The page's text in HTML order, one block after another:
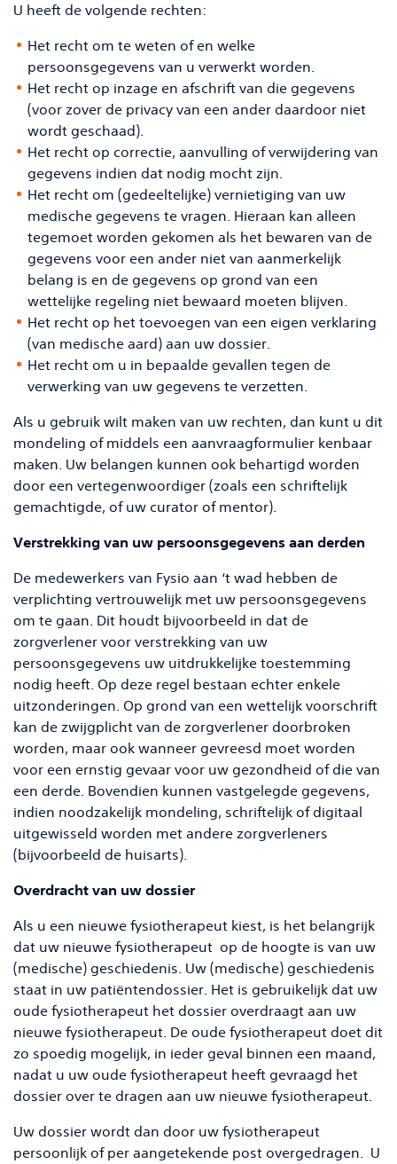
U heeft de volgende rechten:
Het recht om te weten of en welke
persoonsgegevens van u verwerkt worden.
Het recht op inzage en afschrift van die gegevens
(voor zover de privacy van een ander daardoor niet
wordt geschaad).
Het recht op correctie, aanvulling of verwijdering van
gegevens indien dat nodig mocht zijn.
Het recht om (gedeeltelijke) vernietiging van uw
medische gegevens te vragen. Hieraan kan alleen
tegemoet worden gekomen als het bewaren van de
gegevens voor een ander niet van aanmerkelijk
belang is en de gegevens op grond van een
wettelijke regeling niet bewaard moeten blijven.
Het recht op het toevoegen van een eigen verklaring
(van medische aard) aan uw dossier.
Het recht om u in bepaalde gevallen tegen de
verwerking van uw gegevens te verzetten.
Als u gebruik wilt maken van uw rechten, dan kunt u dit
mondeling of middels een aanvraagformulier kenbaar
maken. Uw belangen kunnen ook behartigd worden
door een vertegenwoordiger (zoals een schriftelijk
gemachtigde, of uw curator of mentor).
Verstrekking van uw persoonsgegevens aan derden
De medewerkers van Fysio aan ‘t wad hebben de
verplichting vertrouwelijk met uw persoonsgegevens
om te gaan. Dit houdt bijvoorbeeld in dat de
zorgverlener voor verstrekking van uw
persoonsgegevens uw uitdrukkelijke toestemming
nodig heeft. Op deze regel bestaan echter enkele
uitzonderingen. Op grond van een wettelijk voorschrift
kan de zwijgplicht van de zorgverlener doorbroken
worden, maar ook wanneer gevreesd moet worden
voor een ernstig gevaar voor uw gezondheid of die van
een derde. Bovendien kunnen vastgelegde gegevens,
indien noodzakelijk mondeling, schriftelijk of digitaal
uitgewisseld worden met andere zorgverleners
(bijvoorbeeld de huisarts).
Overdracht van uw dossier
Als u een nieuwe fysiotherapeut kiest, is het belangrijk
dat uw nieuwe fysiotherapeut op de hoogte is van uw
(medische) geschiedenis. Uw (medische) geschiedenis
staat in uw patiëntendossier. Het is gebruikelijk dat uw
oude fysiotherapeut het dossier overdraagt aan uw
nieuwe fysiotherapeut. De oude fysiotherapeut doet dit
zo spoedig mogelijk, in ieder geval binnen een maand,
nadat u uw oude fysiotherapeut heeft gevraagd het
dossier over te dragen aan uw nieuwe fysiotherapeut.
Uw dossier wordt dan door uw fysiotherapeut
persoonlijk of per aangetekende post overgedragen. U